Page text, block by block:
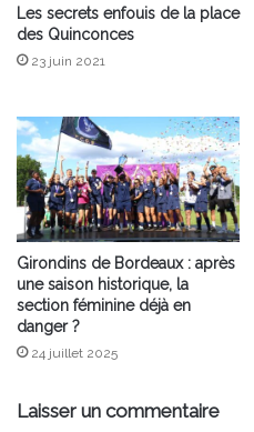
Les secrets enfouis de la place
des Quinconces
23 juin 2021
Girondins de Bordeaux : après
une saison historique, la
section féminine déjà en
danger ?
24 juillet 2025
Laisser un commentaire